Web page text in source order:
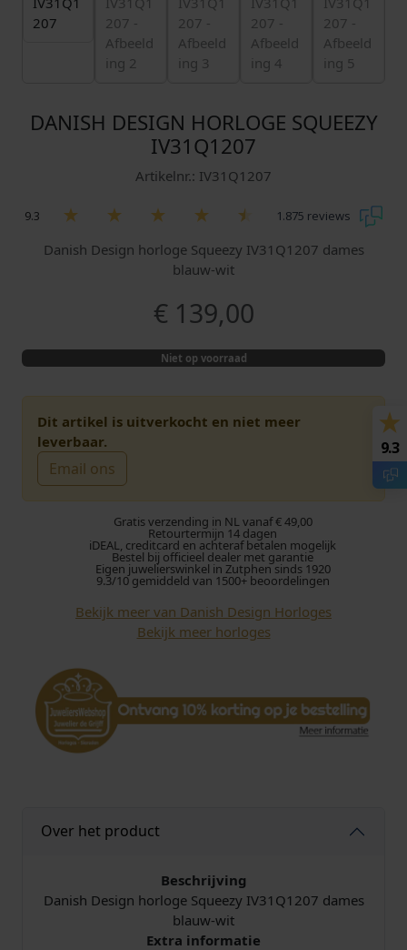
DANISH DESIGN HORLOGE SQUEEZY
IV31Q1207
Artikelnr.: IV31Q1207
9.3 1.875 reviews
Danish Design horloge Squeezy IV31Q1207 dames
blauw-wit
€139,00
Niet op voorraad
Dit artikel is uitverkocht en niet meer
leverbaar.
Email ons
Gratis verzending in NL vanaf € 49,00
Retourtermijn 14 dagen
iDEAL, creditcard en achteraf betalen mogelijk
Bestel bij officieel dealer met garantie
Eigen juwelierswinkel in Zutphen sinds 1920
9.3/10 gemiddeld van 1500+ beoordelingen
Bekijk meer van Danish Design Horloges
Bekijk meer horloges
Over het product
Beschrijving
Danish Design horloge Squeezy IV31Q1207 dames
blauw-wit
Extra informatie
9.3